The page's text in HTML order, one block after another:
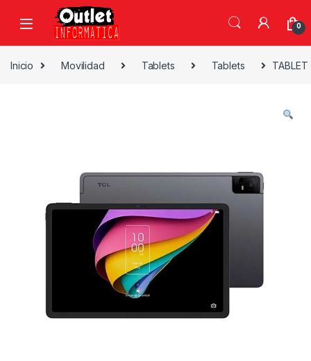
Saltar a la navegación
Saltar al contenido
0
Inicio Movilidad Tablets Tablets TABLET